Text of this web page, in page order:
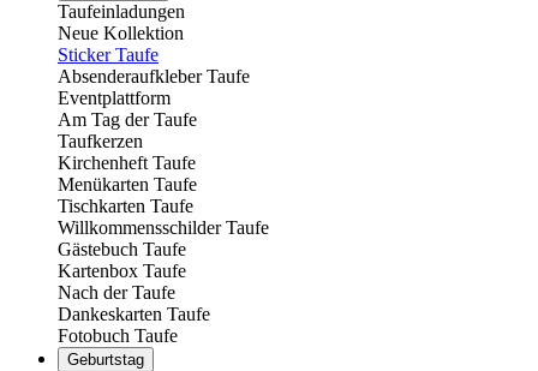
Taufeinladungen
Neue Kollektion
Sticker Taufe
Absenderaufkleber Taufe
Eventplattform
Am Tag der Taufe
Taufkerzen
Kirchenheft Taufe
Menükarten Taufe
Tischkarten Taufe
Willkommensschilder Taufe
Gästebuch Taufe
Kartenbox Taufe
Nach der Taufe
Dankeskarten Taufe
Fotobuch Taufe
Geburtstag